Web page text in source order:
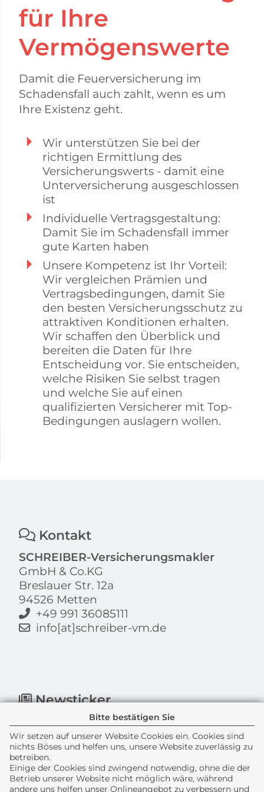
Bitte bestätigen Sie
Wir setzen auf unserer Website Cookies ein. Cookies sind
nichts Böses und helfen uns, unsere Website zuverlässig zu
betreiben.
Einige der Cookies sind zwingend notwendig, ohne die der
Betrieb unserer Website nicht möglich wäre, während
andere uns helfen unser Onlineangebot zu verbessern und
für Ihre
Vermögenswerte
Damit die Feuerversicherung im
Schadensfall auch zahlt, wenn es um
Ihre Existenz geht.
Wir unterstützen Sie bei der
richtigen Ermittlung des
Versicherungswerts - damit eine
Unterversicherung ausgeschlossen
ist
Individuelle Vertragsgestaltung:
Damit Sie im Schadensfall immer
gute Karten haben
Unsere Kompetenz ist Ihr Vorteil:
Wir vergleichen Prämien und
Vertragsbedingungen, damit Sie
den besten Versicherungsschutz zu
attraktiven Konditionen erhalten.
Wir schaffen den Überblick und
bereiten die Daten für Ihre
Entscheidung vor. Sie entscheiden,
welche Risiken Sie selbst tragen
und welche Sie auf einen
qualifizierten Versicherer mit Top-
Bedingungen auslagern wollen.
Kontakt
SCHREIBER-Versicherungsmakler
GmbH & Co.KG
Breslauer Str. 12a
94526 Metten
+49 991 36085111
info[at]schreiber-vm.de
Newsticker